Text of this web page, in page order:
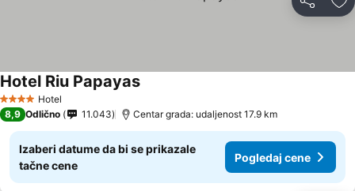
Deli
4 ZvezdiceHotel
Hotel Riu Papayas
8,9 Odlično 11.043 Centar grada: udaljenost 17.9 km
Izaberi datume da bi se prikazale
tačne cene
Pogledaj cene